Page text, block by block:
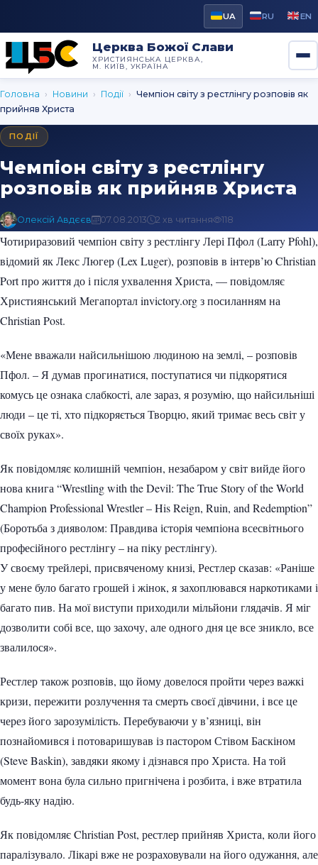
UA RU EN
Церква Божої Слави
ХРИСТИЯНСЬКА ЦЕРКВА,
М. КИЇВ, УКРАЇНА
Головна › Новини › Події › Чемпіон світу з рестлінгу розповів як
прийняв Христа
ПОДІЇ
Чемпіон світу з рестлінгу
розповів як прийняв Христа
Олексій Авдєєв 07.08.2013 2 хв читання 118
Чотириразовий чемпіон світу з рестлінгу Лері Пфол (Larry Pfohl),
відомий як Лекс Люгер (Lex Luger), розповів в інтерв’ю Christian
Port про життя до і після ухвалення Христа, — повідомляє
Християнський Мегапортал invictory.org з посиланням на
Christian Post.
«Мене вважали найсильнішою людиною на землі, – розповів
Пфол. – Я думав прогинатися, поступатися чи підкорятися
комусь це ознака слабкості, але зараз, я розумію, що найсильніші
люди – це ті, хто підкоряється Творцю, який тримає весь світ у
своїх руках».
Як повідомляє колишній чемпіон, незабаром у світ вийде його
нова книга “Wrestling with the Devil: The True Story of the World
Champion Professional Wrestler – His Reign, Ruin, and Redemption”
(Боротьба з дияволом: Правдива історія чемпіона всесвітнього
професійного рестлінгу – на піку рестлінгу).
У своєму трейлері, присвяченому книзі, Рестлер сказав: «Раніше
у мене було багато грошей і жінок, я захоплювався наркотиками і
багато пив. На мої виступи приходили мільйони глядачів. Я міг
дозволити собі все, що захочу, але одного дня це все зникло, все
звалилося».
Рестлер також розповів, що йому довелося пройти через важкі
кризи, пережити розлучення та смерть своєї дівчини, і все це
через його зарозумілість. Перебуваючи у в’язниці, він
познайомився і потоваришував із пастором Стівом Баскіном
(Steve Baskin), завдяки якому і дізнався про Христа. На той
момент вона була сильно пригнічена і розбита, і вже втратила
будь-яку надію.
Як повідомляє Christian Post, рестлер прийняв Христа, коли його
паралізувало. Лікарі вже не розраховували на його одужання, але